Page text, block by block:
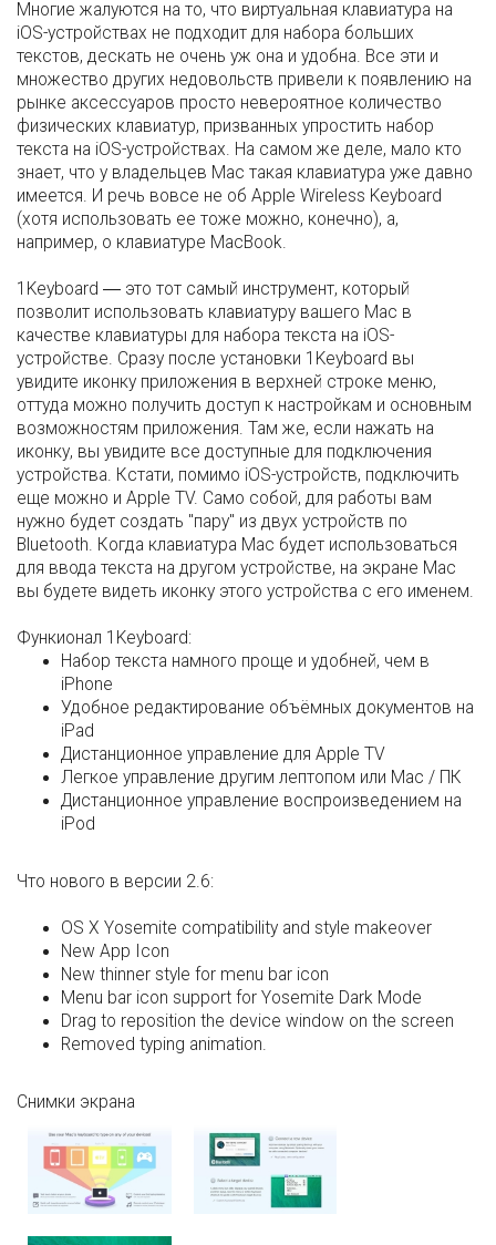
Многие жалуются на то, что виртуальная клавиатура на
iOS-устройствах не подходит для набора больших
текстов, дескать не очень уж она и удобна. Все эти и
множество других недовольств привели к появлению на
рынке аксессуаров просто невероятное количество
физических клавиатур, призванных упростить набор
текста на iOS-устройствах. На самом же деле, мало кто
знает, что у владельцев Mac такая клавиатура уже давно
имеется. И речь вовсе не об Apple Wireless Keyboard
(хотя использовать ее тоже можно, конечно), а,
например, о клавиатуре MacBook.
1Keyboard ― это тот самый инструмент, который
позволит использовать клавиатуру вашего Mac в
качестве клавиатуры для набора текста на iOS-
устройстве. Сразу после установки 1Keyboard вы
увидите иконку приложения в верхней строке меню,
оттуда можно получить доступ к настройкам и основным
возможностям приложения. Там же, если нажать на
иконку, вы увидите все доступные для подключения
устройства. Кстати, помимо iOS-устройств, подключить
еще можно и Apple TV. Само собой, для работы вам
нужно будет создать "пару" из двух устройств по
Bluetooth. Когда клавиатура Mac будет использоваться
для ввода текста на другом устройстве, на экране Mac
вы будете видеть иконку этого устройства с его именем.
Функионал 1Keyboard:
Набор текста намного проще и удобней, чем в
iPhone
Удобное редактирование объёмных документов на
iPad
Дистанционное управление для Apple TV
Легкое управление другим лептопом или Мас / ПК
Дистанционное управление воспроизведением на
iPod
Что нового в версии 2.6:
OS X Yosemite compatibility and style makeover
New App Icon
New thinner style for menu bar icon
Menu bar icon support for Yosemite Dark Mode
Drag to reposition the device window on the screen
Removed typing animation.
Снимки экрана